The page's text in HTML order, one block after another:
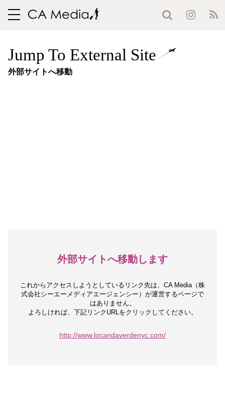
toggle
Jump To External Site
外部サイトへ移動
外部サイトへ移動します
これからアクセスしようとしているリンク先は、 CA Media（株
式会社シーエーメディアエージェンシー）が運営するページで
はありません。
よろしければ、下記リンクURLをクリックしてください。
http://www.locandaverdenyc.com/